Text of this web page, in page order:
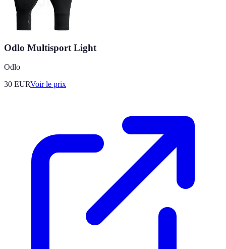
Odlo Multisport Light
Odlo
30 EURVoir le prix